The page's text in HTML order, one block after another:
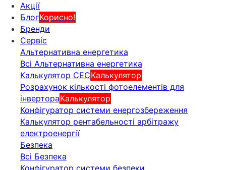
Акції
БлогКорисно!
Бренди
Сервіс
Альтернативна енергетика
Всі Альтернативна енергетика
Калькулятор СЕСКалькулятор
Розрахунок кількості фотоелементів для
інвертораКалькулятор
Конфігуратор системи енергозбереження
Калькулятор рентабельності арбітражу
електроенергії
Безпека
Всі Безпека
Конфігуратор системи безпеки